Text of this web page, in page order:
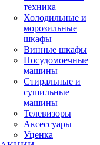
техника
Холодильные и
морозильные
шкафы
Винные шкафы
Посудомоечные
машины
Стиральные и
сушильные
машины
Телевизоры
Аксессуары
Уценка